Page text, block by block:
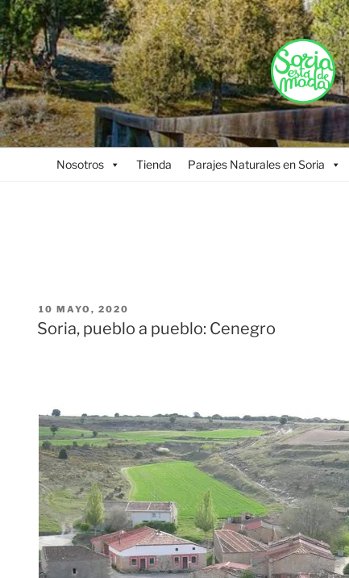
Saltar
al
contenido
Nosotros Tienda Parajes Naturales en Soria
PUBLICADO
EL
10 MAYO, 2020
Soria, pueblo a pueblo: Cenegro